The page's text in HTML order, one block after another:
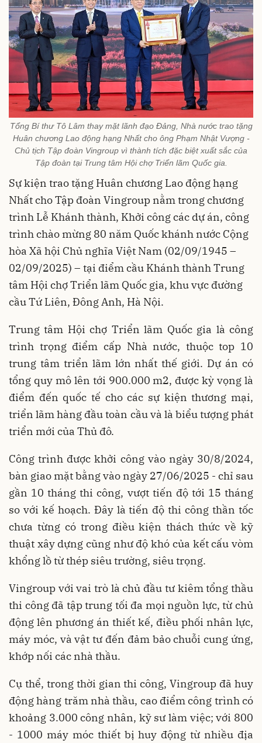
Tổng Bí thư Tô Lâm thay mặt lãnh đạo Đảng, Nhà nước trao tặng
Huân chương Lao động hạng Nhất cho ông Phạm Nhật Vượng -
Chủ tịch Tập đoàn Vingroup vì thành tích đặc biệt xuất sắc của
Tập đoàn tại Trung tâm Hội chợ Triển lãm Quốc gia.
Sự kiện trao tặng Huân chương Lao động hạng
Nhất cho Tập đoàn Vingroup nằm trong chương
trình Lễ Khánh thành, Khởi công các dự án, công
trình chào mừng 80 năm Quốc khánh nước Cộng
hòa Xã hội Chủ nghĩa Việt Nam (02/09/1945 –
02/09/2025) – tại điểm cầu Khánh thành Trung
tâm Hội chợ Triển lãm Quốc gia, khu vực đường
cầu Tứ Liên, Đông Anh, Hà Nội.
Trung tâm Hội chợ Triển lãm Quốc gia là công
trình trọng điểm cấp Nhà nước, thuộc top 10
trung tâm triển lãm lớn nhất thế giới. Dự án có
tổng quy mô lên tới 900.000 m2, được kỳ vọng là
điểm đến quốc tế cho các sự kiện thương mại,
triển lãm hàng đầu toàn cầu và là biểu tượng phát
triển mới của Thủ đô.
Công trình được khởi công vào ngày 30/8/2024,
bàn giao mặt bằng vào ngày 27/06/2025 - chỉ sau
gần 10 tháng thi công, vượt tiến độ tới 15 tháng
so với kế hoạch. Đây là tiến độ thi công thần tốc
chưa từng có trong điều kiện thách thức về kỹ
thuật xây dựng cũng như độ khó của kết cấu vòm
khổng lồ từ thép siêu trường, siêu trọng.
Vingroup với vai trò là chủ đầu tư kiêm tổng thầu
thi công đã tập trung tối đa mọi nguồn lực, từ chủ
động lên phương án thiết kế, điều phối nhân lực,
máy móc, và vật tư đến đảm bảo chuỗi cung ứng,
khớp nối các nhà thầu.
Cụ thể, trong thời gian thi công, Vingroup đã huy
động hàng trăm nhà thầu, cao điểm công trình có
khoảng 3.000 công nhân, kỹ sư làm việc; với 800
- 1000 máy móc thiết bị huy động từ nhiều địa